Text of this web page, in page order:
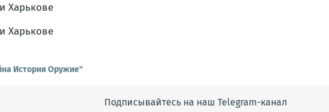
История Оружие"
Подписывайтесь на наш Telegram-канал